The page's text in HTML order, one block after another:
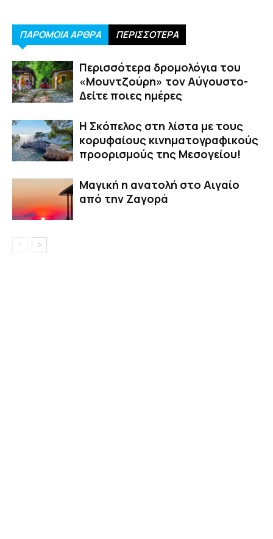
ΠΑΡΟΜΟΙΑ ΑΡΘΡΑ ΠΕΡΙΣΣΟΤΕΡΑ
Περισσότερα δρομολόγια του
«Μουντζούρη» τον Αύγουστο-
Δείτε ποιες ημέρες
Η Σκόπελος στη λίστα με τους
κορυφαίους κινηματογραφικούς
προορισμούς της Μεσογείου!
Μαγική η ανατολή στο Αιγαίο
από την Ζαγορά